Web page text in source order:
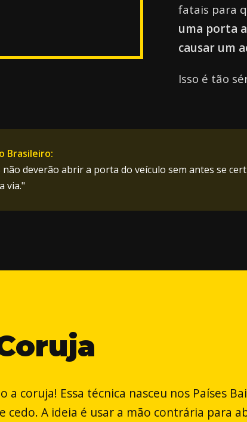
fatais para
uma porta
causar um
Isso é tão
Brasileiro:
deverão abrir a porta do veículo sem antes se
via."
a coruja! Essa técnica nasceu nos Países
cedo. A ideia é usar a mão contrária para